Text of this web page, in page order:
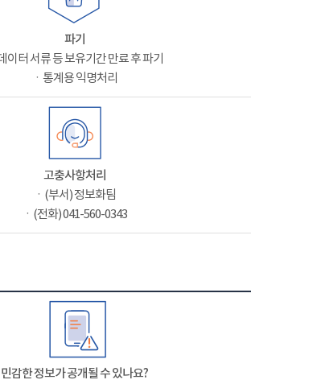
파기
이터 서류 등 보유기간 만료 후 파기
ㆍ통계용 익명처리
고충사항처리
ㆍ(부서) 정보화팀
ㆍ(전화) 041-560-0343
민감한 정보가 공개될 수 있나요?